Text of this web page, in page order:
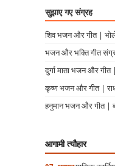
सुझाए गए संग्रह
शिव भजन और गीत |
भजन और भक्ति गीत
दुर्गा माता भजन और
कृष्ण भजन और गीत |
हनुमान भजन और गीत |
आगामी त्यौहार